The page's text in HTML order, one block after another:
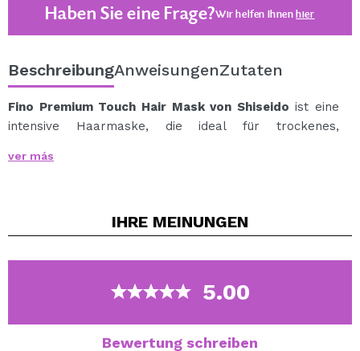
Haben Sie eine Frage?Wir helfen Ihnenhier
BeschreibungAnweisungenZutaten
Fino Premium Touch Hair Mask von Shiseido ist eine
intensive Haarmaske, die ideal für trockenes,
Seine reichhaltige und hochwirksame Formel dringt tief
Jelly EX, PCA und Lipidure EX wirkt diese Maske mit
einem System aus 7 Essenzen, die die
Feuchtigkeitsversorgung, Elastizität, Weichheit,
ver más
IHRE MEINUNGEN
5.00
Bewertung schreiben